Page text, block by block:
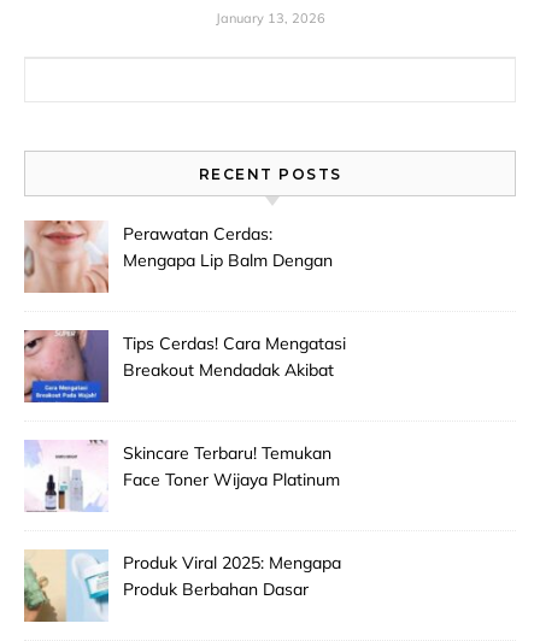
January 13, 2026
RECENT POSTS
Perawatan Cerdas:
Mengapa Lip Balm Dengan
Kering!
Tips Cerdas! Cara Mengatasi
Breakout Mendadak Akibat
Skincare Terbaru! Temukan
Face Toner Wijaya Platinum
Efektif!
Produk Viral 2025: Mengapa
Produk Berbahan Dasar